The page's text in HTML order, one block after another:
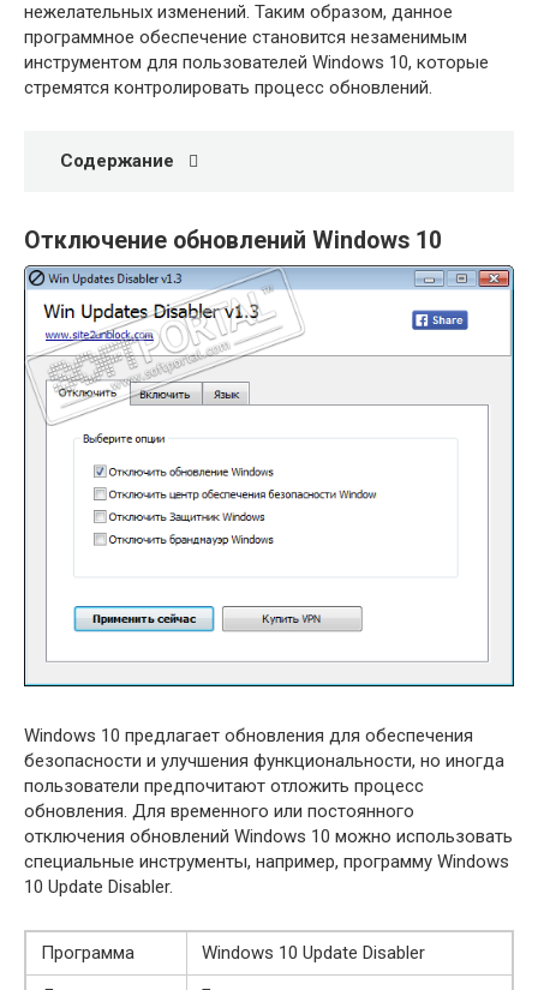
нежелательных изменений. Таким образом, данное
программное обеспечение становится незаменимым
инструментом для пользователей Windows 10, которые
стремятся контролировать процесс обновлений.
Содержание
Отключение обновлений Windows 10
Windows 10 предлагает обновления для обеспечения
безопасности и улучшения функциональности, но иногда
пользователи предпочитают отложить процесс
обновления. Для временного или постоянного
отключения обновлений Windows 10 можно использовать
специальные инструменты, например, программу Windows
10 Update Disabler.
Программа
Windows 10 Update Disabler